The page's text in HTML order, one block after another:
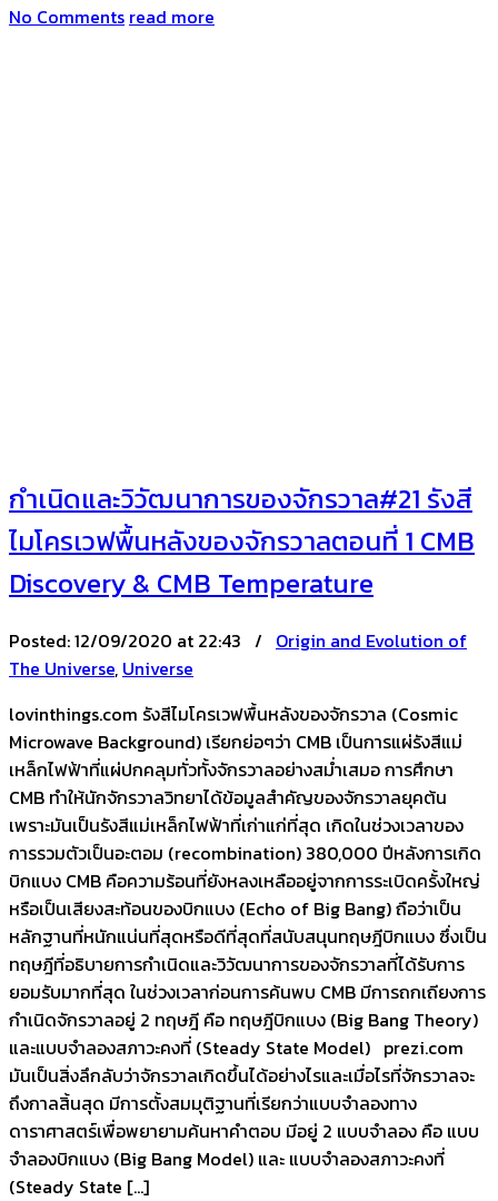
No Comments read more
กำเนิดและวิวัฒนาการของจักรวาล#21 รังสี
ไมโครเวฟพื้นหลังของจักรวาลตอนที่ 1 CMB
Discovery & CMB Temperature
Posted:12/09/2020 at 22:43 / Origin and Evolution of
The Universe, Universe
lovinthings.com รังสีไมโครเวฟพื้นหลังของจักรวาล (Cosmic
Microwave Background) เรียกย่อๆว่า CMB เป็นการแผ่รังสีแม่
เหล็กไฟฟ้าที่แผ่ปกคลุมทั่วทั้งจักรวาลอย่างสม่ำเสมอ การศึกษา
CMB ทำให้นักจักรวาลวิทยาได้ข้อมูลสำคัญของจักรวาลยุคต้น
เพราะมันเป็นรังสีแม่เหล็กไฟฟ้าที่เก่าแก่ที่สุด เกิดในช่วงเวลาของ
การรวมตัวเป็นอะตอม (recombination) 380,000 ปีหลังการเกิด
บิกแบง CMB คือความร้อนที่ยังหลงเหลืออยู่จากการระเบิดครั้งใหญ่
หรือเป็นเสียงสะท้อนของบิกแบง (Echo of Big Bang) ถือว่าเป็น
หลักฐานที่หนักแน่นที่สุดหรือดีที่สุดที่สนับสนุนทฤษฎีบิกแบง ซึ่งเป็น
ทฤษฎีที่อธิบายการกำเนิดและวิวัฒนาการของจักรวาลที่ได้รับการ
ยอมรับมากที่สุด ในช่วงเวลาก่อนการค้นพบ CMB มีการถกเถียงการ
กำเนิดจักรวาลอยู่ 2 ทฤษฎี คือ ทฤษฎีบิกแบง (Big Bang Theory)
และแบบจำลองสภาวะคงที่ (Steady State Model) prezi.com
มันเป็นสิ่งลึกลับว่าจักรวาลเกิดขึ้นได้อย่างไรและเมื่อไรที่จักรวาลจะ
ถึงกาลสิ้นสุด มีการตั้งสมมุติฐานที่เรียกว่าแบบจำลองทาง
ดาราศาสตร์เพื่อพยายามค้นหาคำตอบ มีอยู่ 2 แบบจำลอง คือ แบบ
จำลองบิกแบง (Big Bang Model) และ แบบจำลองสภาวะคงที่
(Steady State […]